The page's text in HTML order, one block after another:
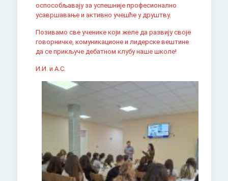
оспособљавају за успешније професионално
усавршавање и активно учешће у друштву.
Позивамо све ученике који желе да развију своје
говорничке, комуникационе и лидерске вештине
да се прикључе дебатном клубу наше школе!
И.И. и А.С.